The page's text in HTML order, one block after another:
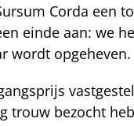
Corda een
einde aan: we
wordt opgeheven.
trouw bezocht